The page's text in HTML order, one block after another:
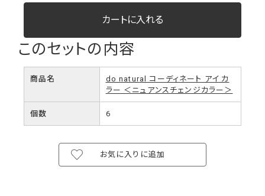
お気に入りに追加
このセットの内容
商品名
do natural コーディネート アイ カ
ラー ＜ニュアンスチェンジカラー＞
個数 6